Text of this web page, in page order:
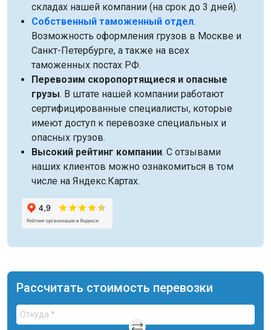
складах нашей компании (на срок до 3 дней).
Собственный таможенный отдел.
Возможность оформления грузов в Москве и
Санкт-Петербурге, а также на всех
таможенных постах РФ.
Перевозим скоропортящиеся и опасные
грузы. В штате нашей компании работают
сертифицированные специалисты, которые
имеют доступ к перевозке специальных и
опасных грузов.
Высокий рейтинг компании. С отзывами
наших клиентов можно ознакомиться в том
числе на Яндекс.Картах.
Рассчитать стоимость перевозки